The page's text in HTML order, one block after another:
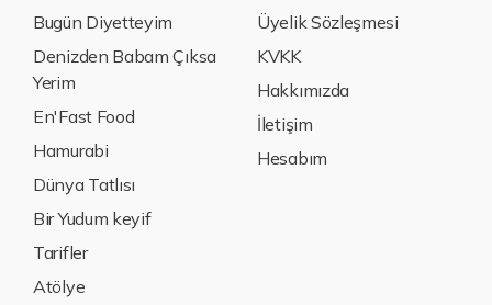
Bugün Diyetteyim
Denizden Babam Çıksa
Yerim
En'Fast Food
Hamurabi
Dünya Tatlısı
Bir Yudum keyif
Tarifler
Atölye
Üyelik Sözleşmesi
KVKK
Hakkımızda
İletişim
Hesabım